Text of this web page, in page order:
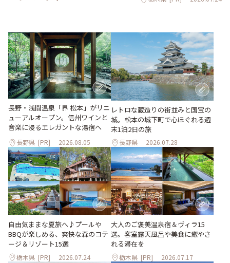
長野・浅間温泉「界 松本」がリニ
ューアルオープン。信州ワインと
音楽に浸るエレガントな湯宿へ
長野県 [PR] 2026.08.05
レトロな蔵造りの街並みと国宝の
城。松本の城下町で心ほぐれる週
末1泊2日の旅
長野県 2026.07.28
自由気ままな夏旅へ♪プールや
BBQが楽しめる、爽快な森のコテ
ージ＆リゾート15選
栃木県 [PR] 2026.07.24
大人のご褒美温泉宿＆ヴィラ15
選。客室露天風呂や美食に癒やさ
れる滞在を
栃木県 [PR] 2026.07.17